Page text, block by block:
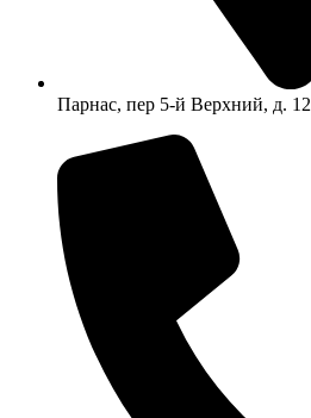
Парнас, пер 5-й Верхний, д. 12